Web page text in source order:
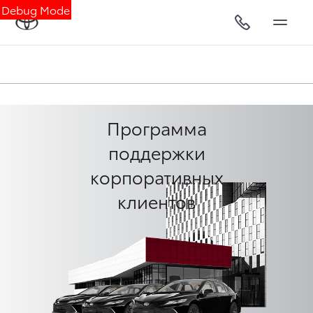
Debug Mode
Программа
поддержки
корпоративных
клиентов